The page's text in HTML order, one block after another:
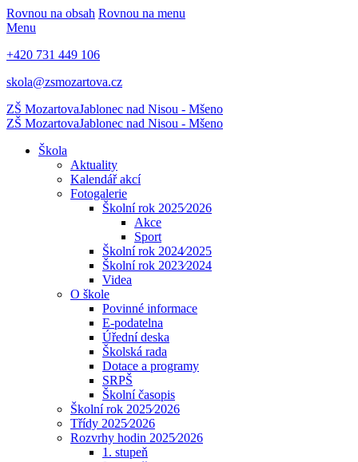
Rovnou na obsah Rovnou na menu
Menu
+420 731 449 106
skola@zsmozartova.cz
ZŠ MozartovaJablonec nad Nisou - Mšeno
ZŠ MozartovaJablonec nad Nisou - Mšeno
Škola
Aktuality
Kalendář akcí
Fotogalerie
Školní rok 2025⁄2026
Akce
Sport
Školní rok 2024⁄2025
Školní rok 2023⁄2024
Videa
O škole
Povinné informace
E-podatelna
Úřední deska
Školská rada
Dotace a programy
SRPŠ
Školní časopis
Školní rok 2025⁄2026
Třídy 2025⁄2026
Rozvrhy hodin 2025⁄2026
1. stupeň